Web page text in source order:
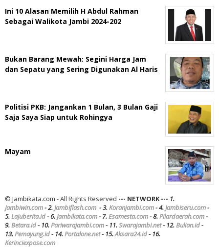
Ini 10 Alasan Memilih H Abdul Rahman
Sebagai Walikota Jambi 2024-202
Bukan Barang Mewah: Segini Harga Jam
dan Sepatu yang Sering Digunakan Al Haris
Politisi PKB: Jangankan 1 Bulan, 3 Bulan Gaji
Saja Saya Siap untuk Rohingya
Mayam
© Jambikata.com - All Rights Reserved --- NETWORK --- 1.
Jambiwin.com- 2.Jambiflash.com - 3.Koranjambi.com- 4.Jambiseru.com-
5.Lajuberita.id- 6.Jambikata.com- 7.Esamesta.com- 8.Pilardaerah.com-
9.Betara.id- 10.Pariwarajambi.com- 11.Swarajambi.net- 12.Bulian.id-
13.Pemayung.id- 14.Portalone.net- 15.Aksara24.id- 16.
Kerinciexpose.com